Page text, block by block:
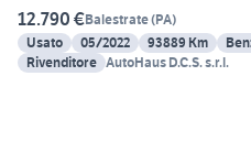
12.790 €Balestrate(PA)
Usato
05/2022 93889 Km
Rivenditore AutoHaus D.C.S. s.r.l.